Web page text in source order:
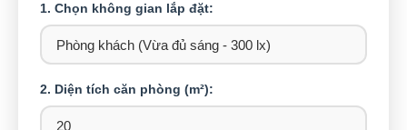
1. Chọn không gian lắp đặt:
2. Diện tích căn phòng (m²):